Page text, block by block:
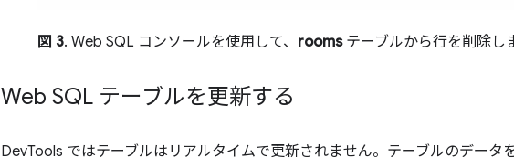
図 3. Web SQL コンソールを使用して、 roomsテーブルから行を削除し
Web SQL テーブルを更新する
DevTools ではテーブルはリアルタイムで更新されません。テーブルのデータ